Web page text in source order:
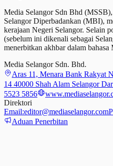
Media Selangor Sdn Bhd
Selangor Diperbadankan (MBI),
kerajaan Negeri Selangor. Selain
(sebelum ini dikenali sebagai
menerbitkan akhbar dalam
Media Selangor Sdn. Bhd.
Aras 11, Menara Bank Rakyat
14 40000 Shah Alam Selangor
5523 5856
Direktori
Email:editor@mediaselangor.com
Aduan Penerbitan